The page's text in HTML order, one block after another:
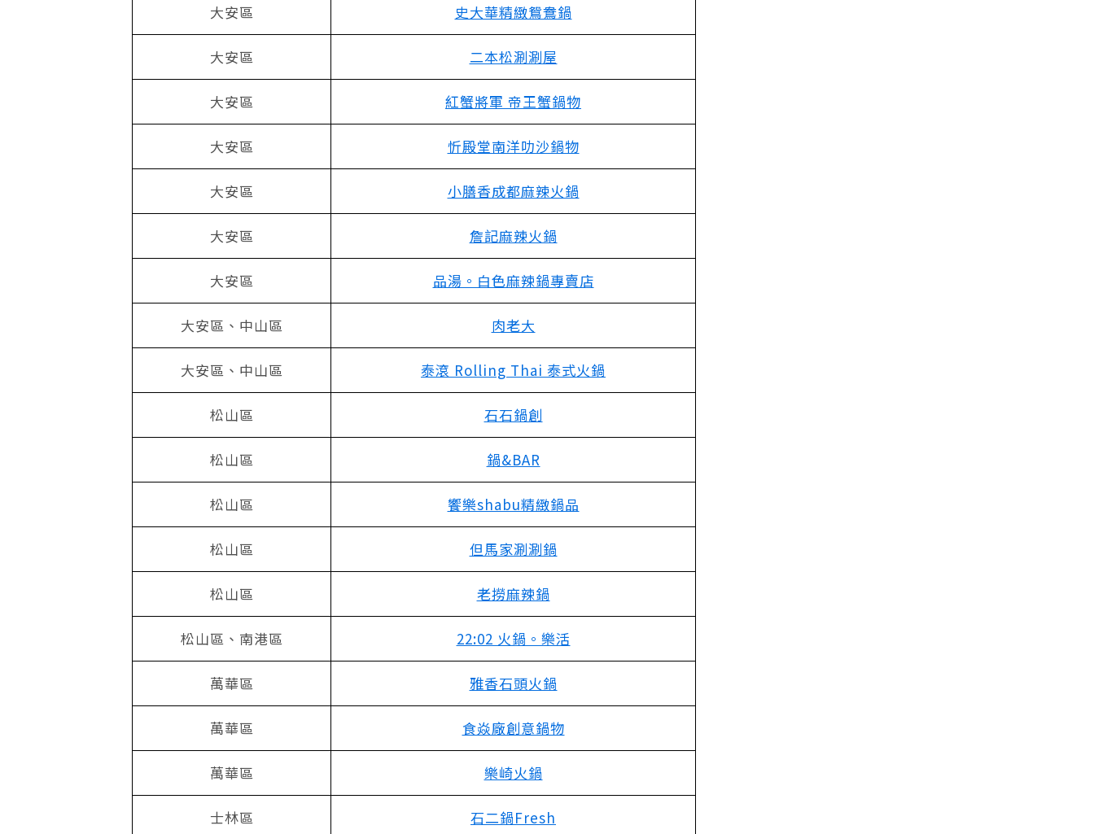
大安區 史大華精緻鴛鴦鍋
大安區 二本松涮涮屋
大安區 紅蟹將軍 帝王蟹鍋物
大安區 忻殿堂南洋叻沙鍋物
大安區 小膳香成都麻辣火鍋
大安區 詹記麻辣火鍋
大安區 品湯。白色麻辣鍋專賣店
大安區、中山區 肉老大
大安區、中山區 泰滾 Rolling Thai 泰式火鍋
松山區 石石鍋創
松山區 鍋&BAR
松山區 饗樂shabu精緻鍋品
松山區 但馬家涮涮鍋
松山區 老撈麻辣鍋
松山區、南港區 22:02 火鍋。樂活
萬華區 雅香石頭火鍋
萬華區 食焱廠創意鍋物
萬華區 樂崎火鍋
士林區 石二鍋Fresh